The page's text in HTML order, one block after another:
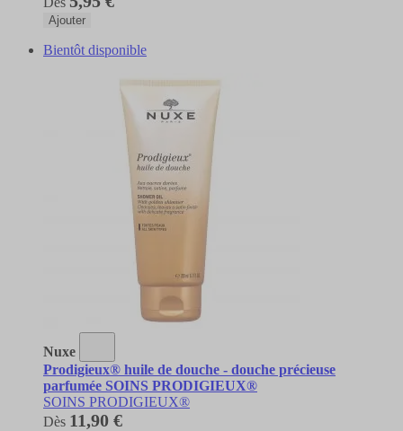
Ajouter
Bientôt disponible
Nuxe
Prodigieux® huile de douche - douche précieuse
parfumée SOINS PRODIGIEUX®
SOINS PRODIGIEUX®
Dès 11,90 €